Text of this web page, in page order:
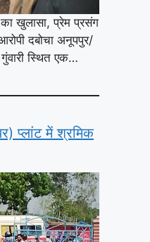
खुलासा, प्रेम प्रसंग
दबोचा अनूपपुर/
स्थित एक…
प्लांट में श्रमिक